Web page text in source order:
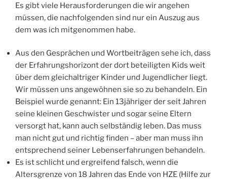
Es gibt viele Herausforderungen die wir angehen
müssen, die nachfolgenden sind nur ein Auszug aus
dem was ich mitgenommen habe.
Aus den Gesprächen und Wortbeiträgen sehe ich, dass
der Erfahrungshorizont der dort beteiligten Kids weit
über dem gleichaltriger Kinder und Jugendlicher liegt.
Wir müssen uns angewöhnen sie so zu behandeln. Ein
Beispiel wurde genannt: Ein 13jähriger der seit Jahren
seine kleinen Geschwister und sogar seine Eltern
versorgt hat, kann auch selbständig leben. Das muss
man nicht gut und richtig finden – aber man muss ihn
entsprechend seiner Lebenserfahrungen behandeln.
Es ist schlicht und ergreifend falsch, wenn die
Altersgrenze von 18 Jahren das Ende von HZE (Hilfe zur